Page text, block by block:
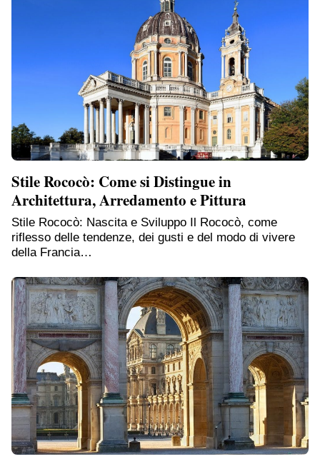
Stile Rococò: Come si Distingue in
Architettura, Arredamento e Pittura
Stile Rococò: Nascita e Sviluppo Il Rococò, come
riflesso delle tendenze, dei gusti e del modo di vivere
della Francia…